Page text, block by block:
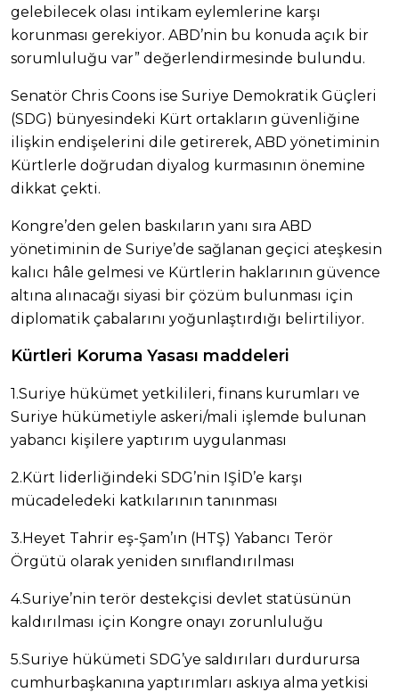
gelebilecek olası intikam eylemlerine karşı
korunması gerekiyor. ABD’nin bu konuda açık bir
sorumluluğu var” değerlendirmesinde bulundu.
Senatör Chris Coons ise Suriye Demokratik Güçleri
(SDG) bünyesindeki Kürt ortakların güvenliğine
ilişkin endişelerini dile getirerek, ABD yönetiminin
Kürtlerle doğrudan diyalog kurmasının önemine
dikkat çekti.
Kongre’den gelen baskıların yanı sıra ABD
yönetiminin de Suriye’de sağlanan geçici ateşkesin
kalıcı hâle gelmesi ve Kürtlerin haklarının güvence
altına alınacağı siyasi bir çözüm bulunması için
diplomatik çabalarını yoğunlaştırdığı belirtiliyor.
Kürtleri Koruma Yasası maddeleri
1.Suriye hükümet yetkilileri, finans kurumları ve
Suriye hükümetiyle askeri/mali işlemde bulunan
yabancı kişilere yaptırım uygulanması
2.Kürt liderliğindeki SDG’nin IŞİD’e karşı
mücadeledeki katkılarının tanınması
3.Heyet Tahrir eş-Şam’ın (HTŞ) Yabancı Terör
Örgütü olarak yeniden sınıflandırılması
4.Suriye’nin terör destekçisi devlet statüsünün
kaldırılması için Kongre onayı zorunluluğu
5.Suriye hükümeti SDG’ye saldırıları durdurursa
cumhurbaşkanına yaptırımları askıya alma yetkisi